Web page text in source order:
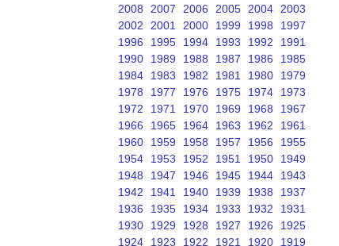
2008
2007 2006 2005 2004
2003
2002
2001 2000 1999 1998
1997
1996
1995 1994 1993 1992
1991
1990
1989 1988 1987 1986
1985
1984
1983 1982 1981 1980
1979
1978
1977 1976 1975 1974
1973
1972
1971 1970 1969 1968
1967
1966
1965 1964 1963 1962
1961
1960
1959 1958 1957 1956
1955
1954
1953 1952 1951 1950
1949
1948
1947 1946 1945 1944
1943
1942
1941 1940 1939 1938
1937
1936
1935 1934 1933 1932
1931
1930
1929 1928 1927 1926
1925
1924
1923 1922 1921 1920
1919